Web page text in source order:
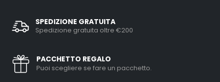
SPEDIZIONE GRATUITA
Spedizione gratuita oltre €200
PACCHETTO REGALO
Puoi scegliere se fare un pacchetto.